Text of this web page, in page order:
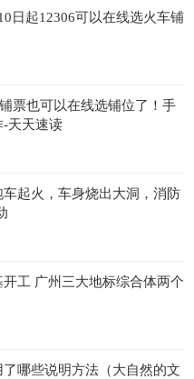
日起12306可以在线选火车铺
票也可以在线选铺位了！手
天天速读
起火，车身烧出大洞，消防
工 广州三大地标综合体两个
哪些说明方法（大自然的文